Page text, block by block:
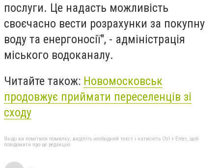
послуги. Це надасть можливість
своєчасно вести розрахунки за покупну
воду та енергоносії", - адміністрація
міського водоканалу.
Читайте також: Новомосковськ
продовжує приймати переселенців зі
сходу
Якщо ви помітили помилку, виділіть необхідний текст і натисніть Ctrl + Enter, щоб
повідомити про це редакцію